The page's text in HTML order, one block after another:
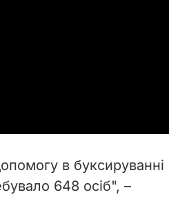
в буксируванні
648 осіб", –